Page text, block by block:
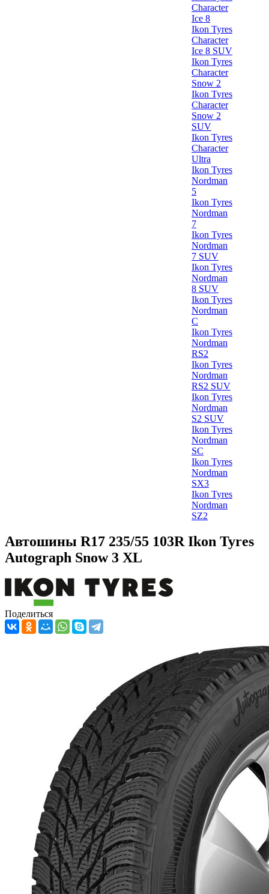
Character
Ice 8
Ikon Tyres
Character
Ice 8 SUV
Ikon Tyres
Character
Snow 2
Ikon Tyres
Character
Snow 2
SUV
Ikon Tyres
Character
Ultra
Ikon Tyres
Nordman
5
Ikon Tyres
Nordman
7
Ikon Tyres
Nordman
7 SUV
Ikon Tyres
Nordman
8 SUV
Ikon Tyres
Nordman
C
Ikon Tyres
Nordman
RS2
Ikon Tyres
Nordman
RS2 SUV
Ikon Tyres
Nordman
S2 SUV
Ikon Tyres
Nordman
SC
Ikon Tyres
Nordman
SX3
Ikon Tyres
Nordman
SZ2
Автошины R17 235/55 103R Ikon Tyres
Autograph Snow 3 XL
Поделиться